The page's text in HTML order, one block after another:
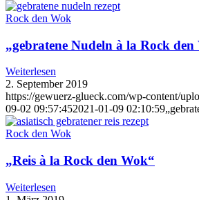
Rock den Wok
„gebratene Nudeln à la Rock den
Weiterlesen
2. September 2019
https://gewuerz-glueck.com/wp-content/
09-02 09:57:452021-01-09 02:10:59
Rock den Wok
„Reis à la Rock den Wok“
Weiterlesen